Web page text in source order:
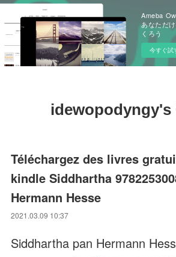
Ameba
あなただ
くろう
今すぐ試
idewopodyngy's
Téléchargez des livres
kindle Siddhartha
Hermann Hesse
2021.03.09 10:37
Siddhartha pan Hermann